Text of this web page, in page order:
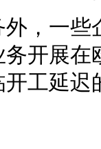
一些
开展
工延